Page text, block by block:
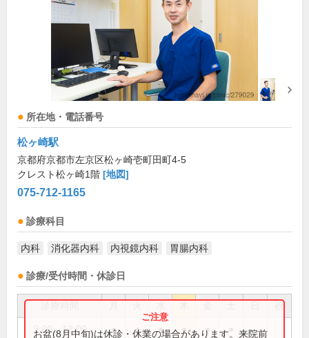
所在地・電話番号
松ヶ崎駅
京都府京都市左京区松ヶ崎壱町田町4-5
クレスト松ヶ崎1階 [地図]
075-712-1165
診療科目
内科 消化器内科 内視鏡内科 胃腸内科
診療/受付時間・休診日
祝
9:00～12:00 ● ● ● ● ●
お盆(8月中旬)は休診・休業の場合があります。来院前